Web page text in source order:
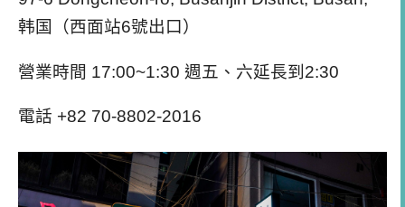
韩国（西面站6號出口）
營業時間 17:00~1:30 週五、六延長到2:30
電話 +82 70-8802-2016